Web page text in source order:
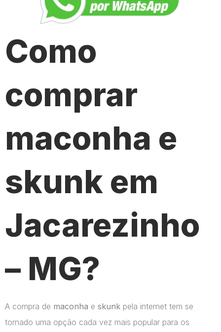
Como
comprar
maconha e
skunk em
Jacarezinho
– MG?
A compra de maconha e skunk pela internet tem se
tornado uma opção cada vez mais popular para os